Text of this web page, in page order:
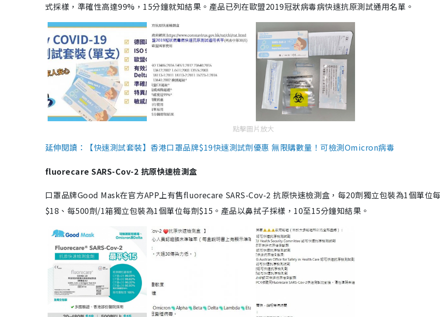
式採樣，準確性高達99%，15分鐘就知結果。產品已列在歐盟2019冠狀病毒病快速抗原測試通用名單。
點擊圖片放大
延伸閱讀：【快速測試套裝】香港口罩品牌$19快速測試劑優惠 無限購數量！可檢測Omicron病毒
fluorecare SARS-Cov-2 抗原快速檢測盒
口罩品牌Good Mask在官方APP上有售fluorecare SARS-Cov-2 抗原快速檢測盒，每20劑獨立包裝為1個單位
$18、每500劑/1箱獨立包裝為1個單位每劑$15。產品以鼻拭子採樣，10至15分鐘知結果。